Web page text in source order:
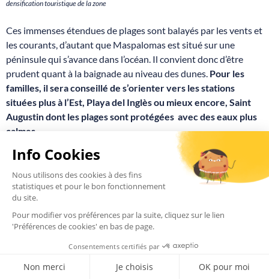
densification touristique de la zone
Ces immenses étendues de plages sont balayés par les vents et
les courants, d’autant que Maspalomas est situé sur une
péninsule qui s’avance dans l’océan. Il convient donc d’être
prudent quant à la baignade au niveau des dunes. Pour les
familles, il sera conseillé de s’orienter vers les stations
situées plus à l’Est, Playa del Inglès ou mieux encore, Saint
Augustin dont les plages sont protégées avec des eaux plus
calmes.